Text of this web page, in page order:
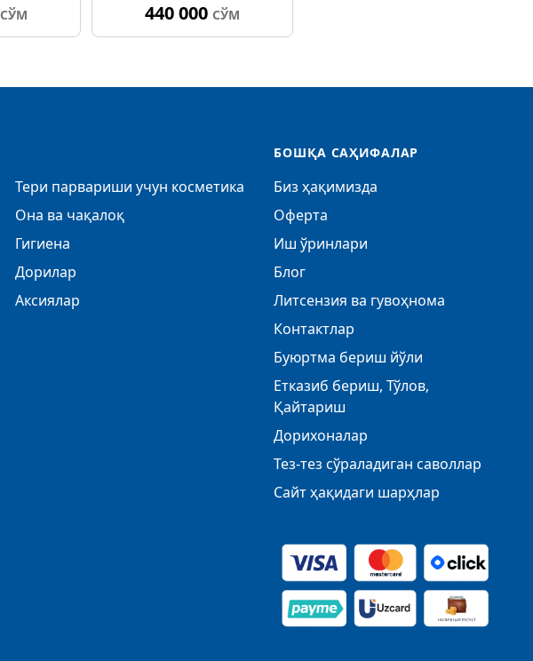
СЎМ 440 000 СЎМ
Тери парвариши учун косметика
Она ва чақалоқ
Гигиена
Дорилар
Аксиялар
БОШҚА САҲИФАЛАР
Биз ҳақимизда
Оферта
Иш ўринлари
Блог
Литсензия ва гувоҳнома
Контактлар
Буюртма бериш йўли
Етказиб бериш, Тўлов,
Қайтариш
Дорихоналар
Тез-тез сўраладиган саволлар
Сайт ҳақидаги шарҳлар